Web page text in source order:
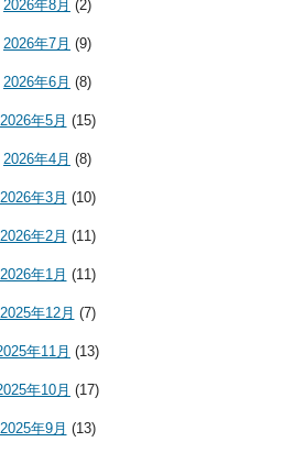
2026年8月 (2)
2026年7月 (9)
2026年6月 (8)
2026年5月 (15)
2026年4月 (8)
2026年3月 (10)
2026年2月 (11)
2026年1月 (11)
2025年12月 (7)
年11月 (13)
年10月 (17)
2025年9月 (13)